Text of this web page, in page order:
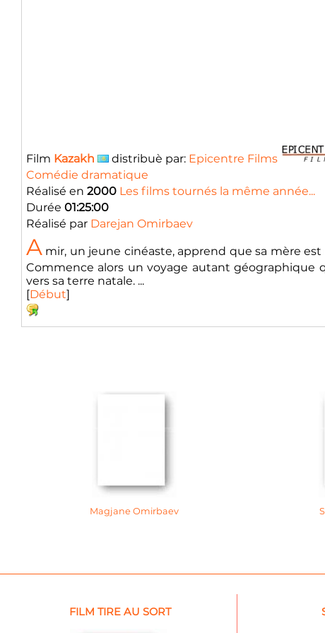
Film Kazakh distribuè par: Epicentre Films
Comédie dramatique
Réalisé en 2000 Les films tournés la même année...
Durée 01:25:00
Réalisé par Darejan Omirbaev
A mir, un jeune cinéaste, apprend que sa mère
Commence alors un voyage autant géographique
vers sa terre natale. ...
[Début]
Magjane Omirbaev
FILM TIRE AU SORT